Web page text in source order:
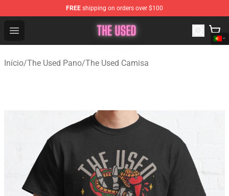
FREE shipping on orders over $100
Open menu
The Used Store - Official The Used Merchandise Shop
Início/The Used Pano/The Used Camisa